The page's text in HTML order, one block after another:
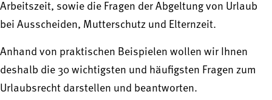
Arbeitszeit, sowie die Fragen der Abgeltung von Urlaub
bei Ausscheiden, Mutterschutz und Elternzeit.
Anhand von praktischen Beispielen wollen wir Ihnen
deshalb die 30 wichtigsten und häufigsten Fragen zum
Urlaubsrecht darstellen und beantworten.